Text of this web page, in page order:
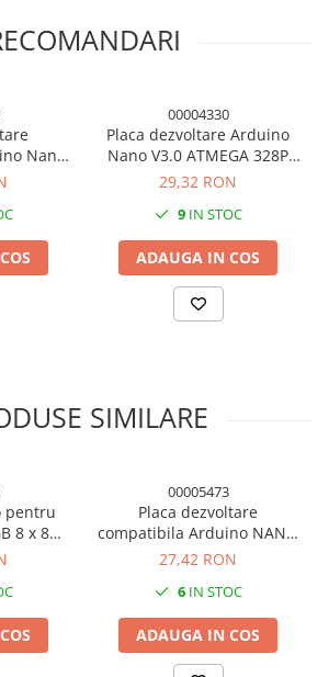
Nano
USB
00004330
Placa dezvoltare Arduino
Nano V3.0 ATMEGA 328P
mini USB
29,32 RON
9IN STOC
ADAUGA IN COS
SIMILARE
pentru
8 x 8
00005473
Placa dezvoltare
compatibila Arduino NANO
V3.0 ATMEGA 328P cu cablu
27,42 RON
6IN STOC
ADAUGA IN COS